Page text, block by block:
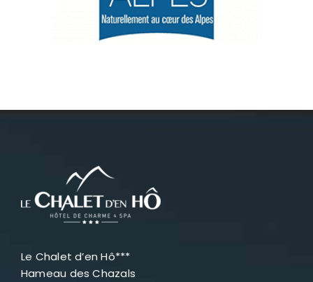
Le Chalet d’en Hô***
Hameau des Chazals